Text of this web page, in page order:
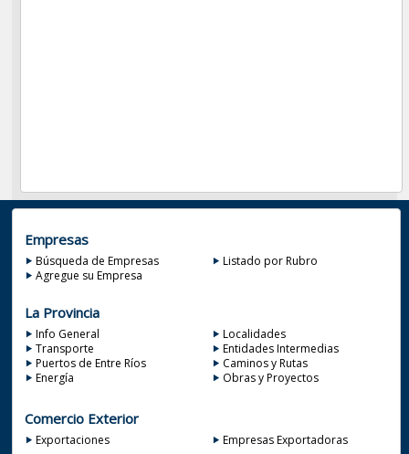
Empresas
Búsqueda de Empresas
Listado por Rubro
Agregue su Empresa
La Provincia
Info General
Localidades
Transporte
Entidades Intermedias
Puertos de Entre Ríos
Caminos y Rutas
Energía
Obras y Proyectos
Comercio Exterior
Exportaciones Empresas Exportadoras